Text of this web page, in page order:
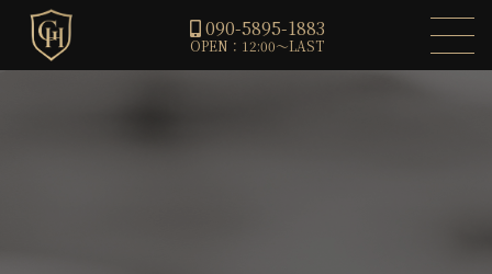
090-5895-1883
OPEN：12:00～LAST